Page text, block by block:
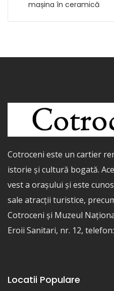
mașina în ceramică
Cotroceni este un cartier
istorie și cultură bogată.
vest a orașului și este
sale atracții turistice,
Cotroceni și Muzeul
Eroii Sanitari, nr. 12,
Locatii Populare